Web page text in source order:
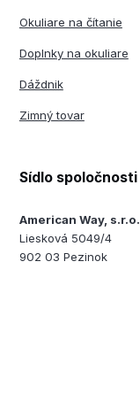
Okuliare na čítanie
Doplnky na okuliare
Dáždnik
Zimný tovar
Sídlo spoločnosti
American Way, s.r.o.
Liesková 5049/4
902 03 Pezinok